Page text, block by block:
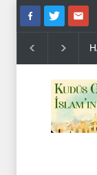
HALKINA ÇAĞRI ..